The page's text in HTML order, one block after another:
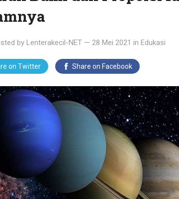
by Lenterakecil-NET — 28 Mei 2021 in Edukasi
on Twitter Share on Facebook